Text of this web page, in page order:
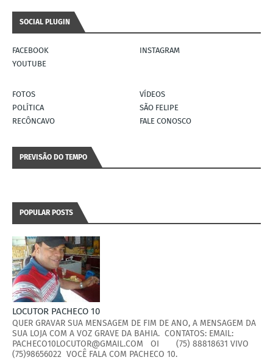
SOCIAL PLUGIN
FACEBOOK
INSTAGRAM
YOUTUBE
FOTOS
VÍDEOS
POLÍTICA
SÃO FELIPE
RECÔNCAVO
FALE CONOSCO
PREVISÃO DO TEMPO
POPULAR POSTS
LOCUTOR PACHECO 10
QUER GRAVAR SUA MENSAGEM DE FIM DE ANO, A MENSAGEM DA
SUA LOJA COM A VOZ GRAVE DA BAHIA. CONTATOS: EMAIL:
PACHECO10LOCUTOR@GMAIL.COM OI (75) 88818631 VIVO
(75)98656022 VOCÊ FALA COM PACHECO 10.